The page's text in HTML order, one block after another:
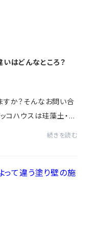
はどんなところ？
すか？そんなお問い合
コハウスは珪藻土・漆
続きを読む